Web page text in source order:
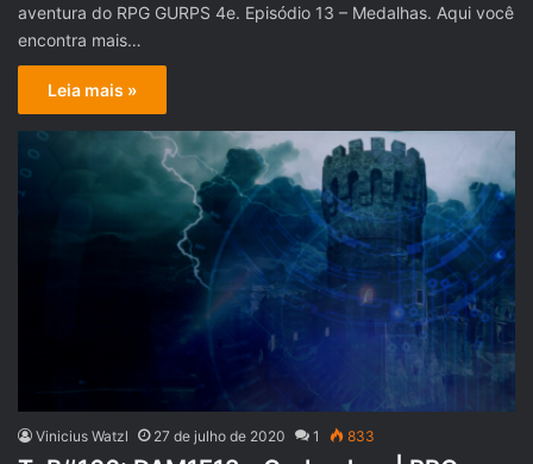
aventura do RPG GURPS 4e. Episódio 13 – Medalhas. Aqui você
encontra mais…
Leia mais »
Vinicius Watzl 27 de julho de 2020 1 833